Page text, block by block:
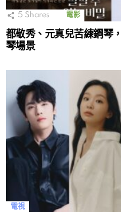
5 Shares 電影
都敬秀、元真兒苦練鋼琴
琴場景
電視